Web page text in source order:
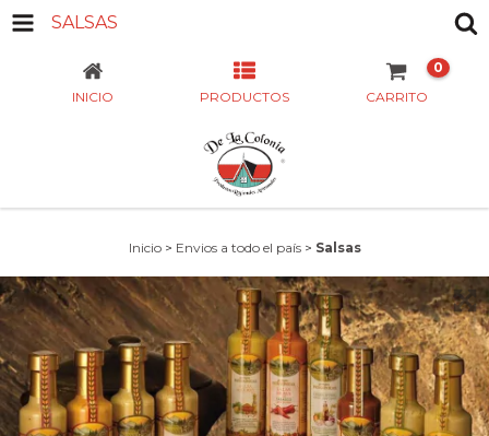
SALSAS
INICIO PRODUCTOS CARRITO
0
Inicio > Envios a todo el país > Salsas